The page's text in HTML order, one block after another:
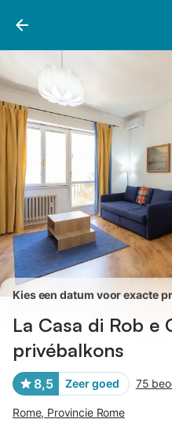
Afbeeldingen
Kies een datum voor exacte
La Casa di Rob e
privébalkons
8,5 Zeer goed 75
Rome, Provincie Rome